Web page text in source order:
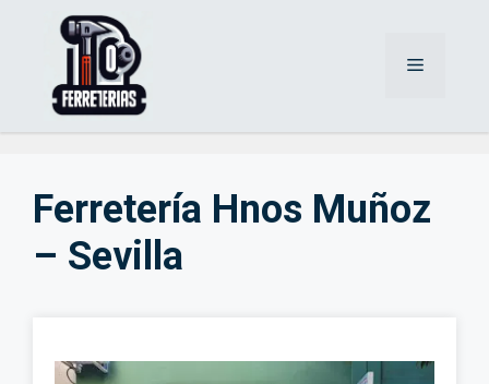
Menú
Ferretería Hnos Muñoz
– Sevilla